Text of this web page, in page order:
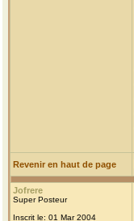
Revenir en haut de page
Jofrere
Super Posteur
Inscrit le: 01 Mar 2004